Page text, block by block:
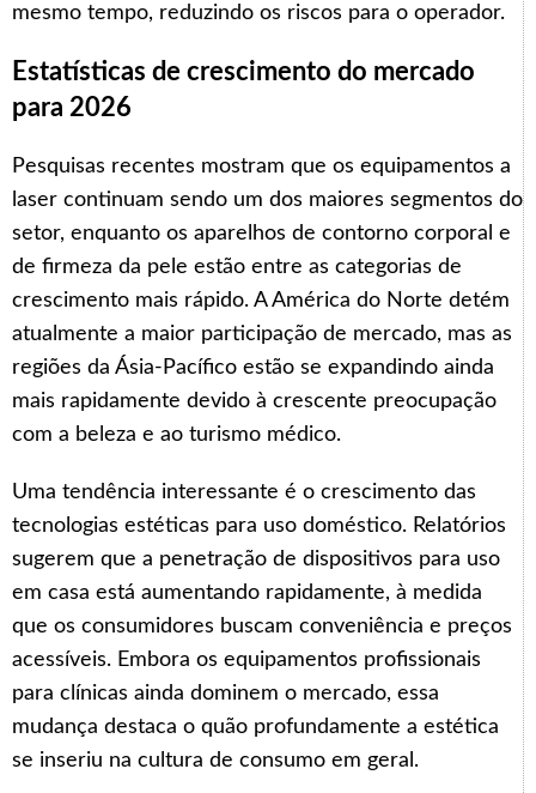
mesmo tempo, reduzindo os riscos para o operador.
Estatísticas de crescimento do mercado
para 2026
Pesquisas recentes mostram que os equipamentos a
laser continuam sendo um dos maiores segmentos do
setor, enquanto os aparelhos de contorno corporal e
de firmeza da pele estão entre as categorias de
crescimento mais rápido. A América do Norte detém
atualmente a maior participação de mercado, mas as
regiões da Ásia-Pacífico estão se expandindo ainda
mais rapidamente devido à crescente preocupação
com a beleza e ao turismo médico.
Uma tendência interessante é o crescimento das
tecnologias estéticas para uso doméstico. Relatórios
sugerem que a penetração de dispositivos para uso
em casa está aumentando rapidamente, à medida
que os consumidores buscam conveniência e preços
acessíveis. Embora os equipamentos profissionais
para clínicas ainda dominem o mercado, essa
mudança destaca o quão profundamente a estética
se inseriu na cultura de consumo em geral.